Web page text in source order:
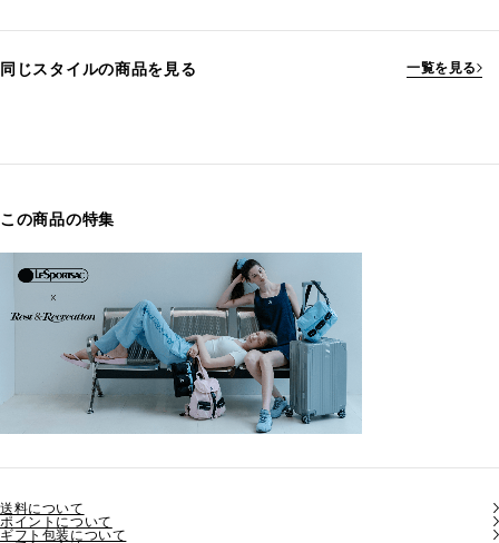
同じスタイルの商品を見る 一覧を見る
この商品の特集
送料について
ポイントについて
ギフト包装について